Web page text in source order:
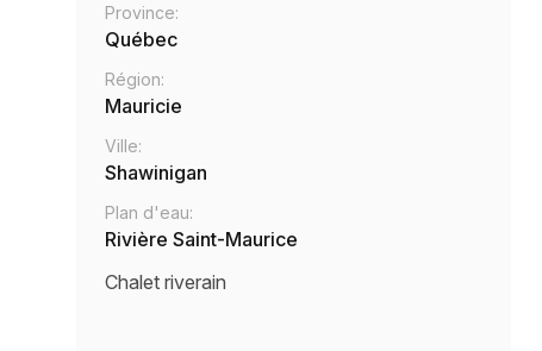
Province:
Québec
Région:
Mauricie
Ville:
Shawinigan
Plan d'eau:
Rivière Saint-Maurice
Chalet riverain